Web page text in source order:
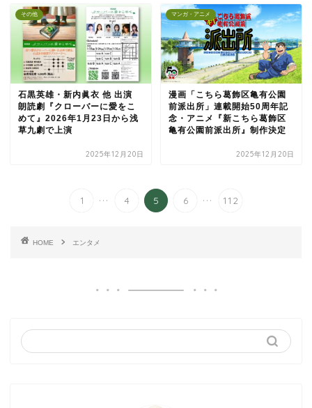
その他
石黒英雄・新内眞衣 他 出演
朗読劇『クローバーに愛をこ
めて』2026年1月23日から浅
草九劇で上演
2025年12月20日
マンガ・アニメ
漫画「こちら葛飾区亀有公園
前派出所」連載開始50周年記
念・アニメ『新こちら葛飾区
亀有公園前派出所』制作決定
2025年12月20日
1 ... 4 5 6 ... 112
HOME エンタメ